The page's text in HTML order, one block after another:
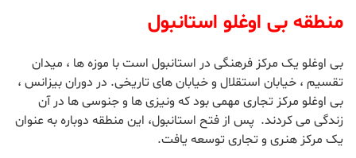
منطقه بی اوغلو استانبول
بی اوغلو یک مرکز فرهنگی در استانبول است با موزه ها ، میدان
تقسیم ، خیابان استقلال و خیابان های تاریخی. در دوران بیزانس ،
بی اوغلو مرکز تجاری مهمی بود که ونیزی ها و جنوسی ها در آن
زندگی می کردند. پس از فتح استانبول، این منطقه دوباره به عنوان
یک مرکز هنری و تجاری توسعه یافت.